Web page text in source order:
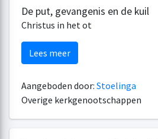
De put, gevangenis en de kuil
Christus in het ot
Lees meer
Aangeboden door: Stoelinga
Overige kerkgenootschappen